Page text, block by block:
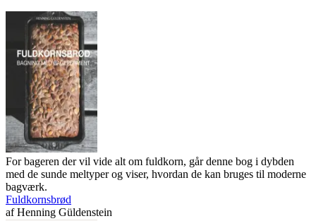
For bageren der vil vide alt om fuldkorn, går denne bog i dybden
med de sunde meltyper og viser, hvordan de kan bruges til moderne
bagværk.
Fuldkornsbrød
afHenning Güldenstein